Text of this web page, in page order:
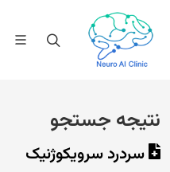
نتیجه جستجو
سردرد سرویکوژنیک